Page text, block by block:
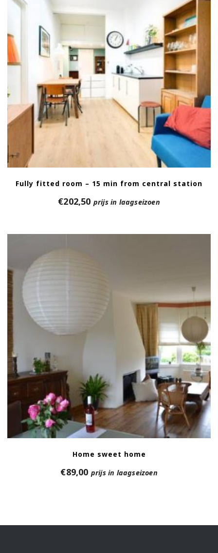
Fully fitted room – 15 min from central station
€202,50 prijs in laagseizoen
Home sweet home
€89,00 prijs in laagseizoen